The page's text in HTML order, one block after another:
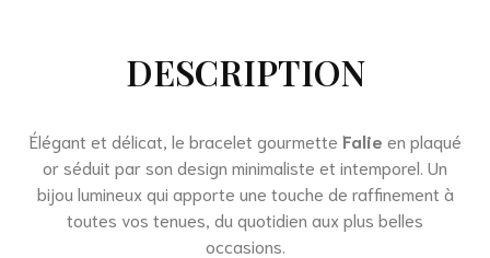
DESCRIPTION
Élégant et délicat, le bracelet gourmette Falie en plaqué
or séduit par son design minimaliste et intemporel. Un
bijou lumineux qui apporte une touche de raffinement à
toutes vos tenues, du quotidien aux plus belles
occasions.